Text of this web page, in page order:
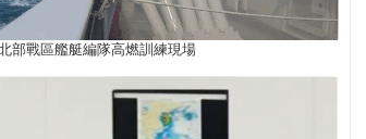
部戰區艦艇編隊高燃訓練現場